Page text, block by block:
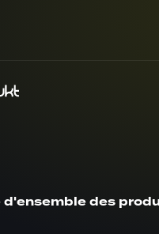
d'ensemble des